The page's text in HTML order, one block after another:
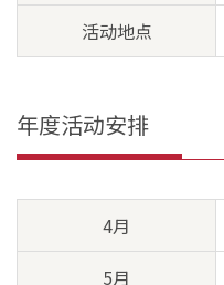
活动地点
年度活动安排
4月
5月